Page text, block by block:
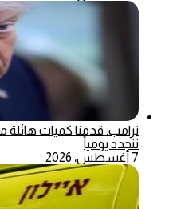
ترامب: قدمنا كميات هائلة
تتجدد يومياً
7 أغسطس، 2026